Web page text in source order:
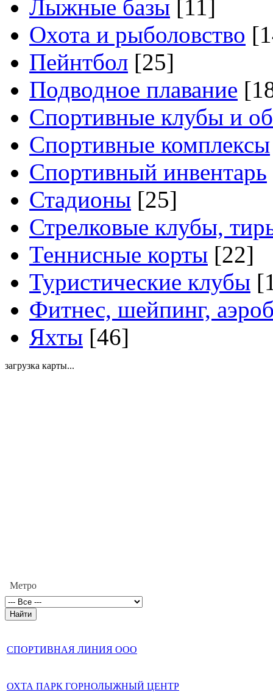
Лыжные базы [11]
Охота и рыболовство
Пейнтбол [25]
Подводное плавание
Спортивные клубы и
Спортивные комплексы
Спортивный инвентарь
Стадионы [25]
Стрелковые клубы,
Теннисные корты [22]
Туристические клубы
Фитнес, шейпинг,
Яхты [46]
загрузка карты...
Метро
СПОРТИВНАЯ ЛИНИЯ ООО
ОХТА ПАРК ГОРНОЛЫЖНЫЙ ЦЕНТР